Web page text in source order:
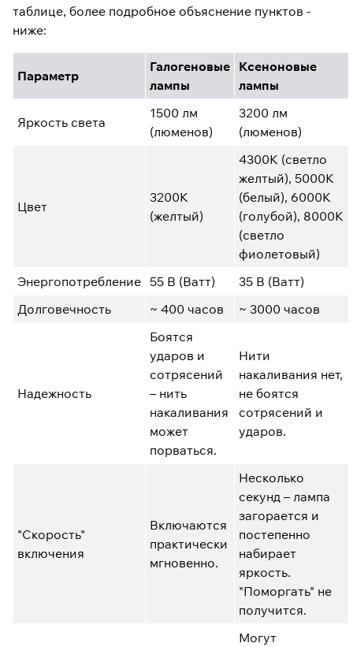
таблице, более подробное объяснение пунктов -
ниже:
Параметр
Галогеновые
лампы
Ксеноновые
лампы
Яркость света
1500 лм
(люменов)
3200 лм
(люменов)
Цвет
3200К
(желтый)
4300К (светло
желтый), 5000К
(белый), 6000К
(голубой), 8000К
(светло
фиолетовый)
Энергопотребление 55 В (Ватт)
35 В (Ватт)
Долговечность
~ 400 часов ~ 3000 часов
Надежность
Боятся
ударов и
сотрясений
– нить
накаливания
может
порваться.
Нити
накаливания нет,
не боятся
сотрясений и
ударов.
"Скорость"
включения
Включаются
практически
мгновенно.
Несколько
секунд – лампа
загорается и
постепенно
набирает
яркость.
"Поморгать" не
получится.
Могут